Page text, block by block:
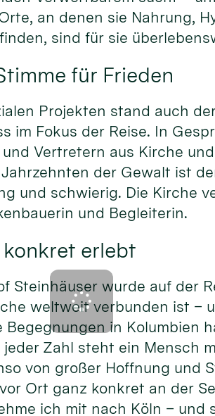
an denen sie Nahrung,
sind für sie
für Frieden
Projekten stand auch
im Fokus der Reise. In
Vertretern aus Kirche
der Gewalt ist
und schwierig. Die Kirche
und Begleiterin.
erlebt
Steinhäuser wurde auf der
weltweit verbunden ist –
Begegnungen in Kolumbien
Zahl steht ein Mensch
von großer Hoffnung und
Ort ganz konkret an der
ich mit nach Köln –